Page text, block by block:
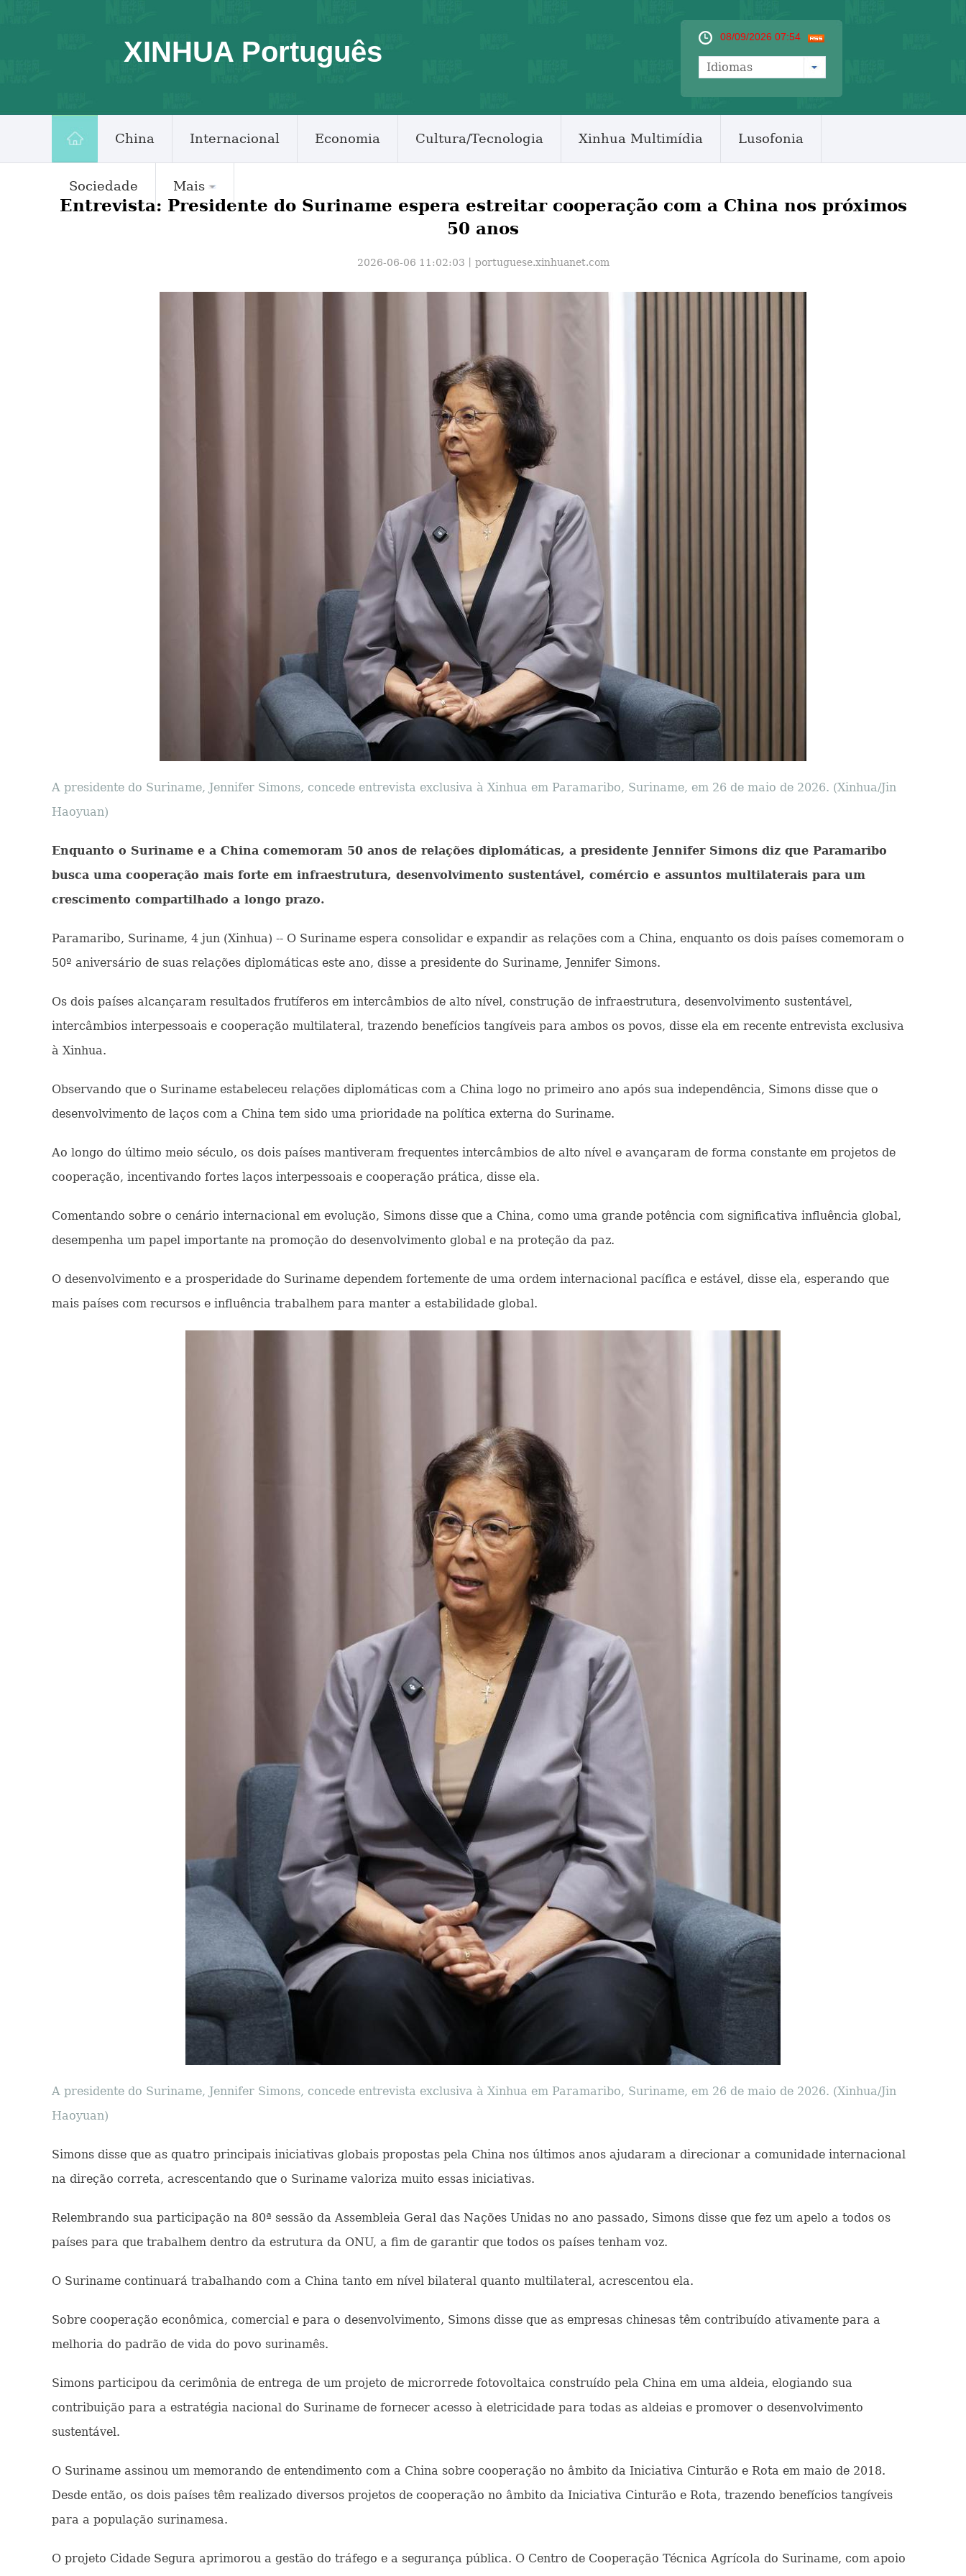
XINHUA Português 08/09/2026 07:54
Idiomas
China Internacional Economia Cultura/Tecnologia Xinhua Multimídia Lusofonia
Sociedade Mais
Entrevista: Presidente do Suriname espera estreitar cooperação com a China nos próximos
50 anos
2026-06-06 11:02:03丨 portuguese.xinhuanet.com
A presidente do Suriname, Jennifer Simons, concede entrevista exclusiva à Xinhua em Paramaribo, Suriname, em 26 de maio de 2026. (Xinhua/Jin
Haoyuan)
Enquanto o Suriname e a China comemoram 50 anos de relações diplomáticas, a presidente Jennifer Simons diz que Paramaribo
busca uma cooperação mais forte em infraestrutura, desenvolvimento sustentável, comércio e assuntos multilaterais para um
crescimento compartilhado a longo prazo.
Paramaribo, Suriname, 4 jun (Xinhua) -- O Suriname espera consolidar e expandir as relações com a China, enquanto os dois países comemoram o
50º aniversário de suas relações diplomáticas este ano, disse a presidente do Suriname, Jennifer Simons.
Os dois países alcançaram resultados frutíferos em intercâmbios de alto nível, construção de infraestrutura, desenvolvimento sustentável,
intercâmbios interpessoais e cooperação multilateral, trazendo benefícios tangíveis para ambos os povos, disse ela em recente entrevista exclusiva
à Xinhua.
Observando que o Suriname estabeleceu relações diplomáticas com a China logo no primeiro ano após sua independência, Simons disse que o
desenvolvimento de laços com a China tem sido uma prioridade na política externa do Suriname.
Ao longo do último meio século, os dois países mantiveram frequentes intercâmbios de alto nível e avançaram de forma constante em projetos de
cooperação, incentivando fortes laços interpessoais e cooperação prática, disse ela.
Comentando sobre o cenário internacional em evolução, Simons disse que a China, como uma grande potência com significativa influência global,
desempenha um papel importante na promoção do desenvolvimento global e na proteção da paz.
O desenvolvimento e a prosperidade do Suriname dependem fortemente de uma ordem internacional pacífica e estável, disse ela, esperando que
mais países com recursos e influência trabalhem para manter a estabilidade global.
A presidente do Suriname, Jennifer Simons, concede entrevista exclusiva à Xinhua em Paramaribo, Suriname, em 26 de maio de 2026. (Xinhua/Jin
Haoyuan)
Simons disse que as quatro principais iniciativas globais propostas pela China nos últimos anos ajudaram a direcionar a comunidade internacional
na direção correta, acrescentando que o Suriname valoriza muito essas iniciativas.
Relembrando sua participação na 80ª sessão da Assembleia Geral das Nações Unidas no ano passado, Simons disse que fez um apelo a todos os
países para que trabalhem dentro da estrutura da ONU, a fim de garantir que todos os países tenham voz.
O Suriname continuará trabalhando com a China tanto em nível bilateral quanto multilateral, acrescentou ela.
Sobre cooperação econômica, comercial e para o desenvolvimento, Simons disse que as empresas chinesas têm contribuído ativamente para a
melhoria do padrão de vida do povo surinamês.
Simons participou da cerimônia de entrega de um projeto de microrrede fotovoltaica construído pela China em uma aldeia, elogiando sua
contribuição para a estratégia nacional do Suriname de fornecer acesso à eletricidade para todas as aldeias e promover o desenvolvimento
sustentável.
O Suriname assinou um memorando de entendimento com a China sobre cooperação no âmbito da Iniciativa Cinturão e Rota em maio de 2018.
Desde então, os dois países têm realizado diversos projetos de cooperação no âmbito da Iniciativa Cinturão e Rota, trazendo benefícios tangíveis
para a população surinamesa.
O projeto Cidade Segura aprimorou a gestão do tráfego e a segurança pública. O Centro de Cooperação Técnica Agrícola do Suriname, com apoio